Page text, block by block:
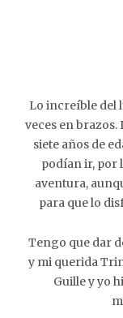
Lo increíble del
veces en
siete años de
podían ir, por
aventura,
para que lo
Tengo que dar
y mi querida
Guille y yo